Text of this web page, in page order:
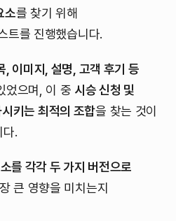
소를 찾기 위해
를 진행했습니다.
, 이미지, 설명, 고객 후기 등
었으며, 이 중 시승 신청 및
키는 최적의 조합을 찾는 것이
다.
를 각각 두 가지 버전으로
큰 영향을 미치는지